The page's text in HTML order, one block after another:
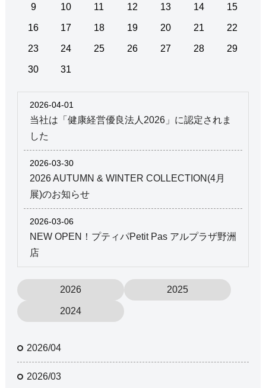
9 10 11 12 13 14 15
16 17 18 19 20 21 22
23 24 25 26 27 28 29
30 31
2026-04-01
当社は「健康経営優良法人2026」に認定されま
した
2026-03-30
2026 AUTUMN & WINTER COLLECTION(4月
展)のお知らせ
2026-03-06
NEW OPEN！プティパPetit Pas アルプラザ野洲
店
2026 2025
2024
2026/04
2026/03